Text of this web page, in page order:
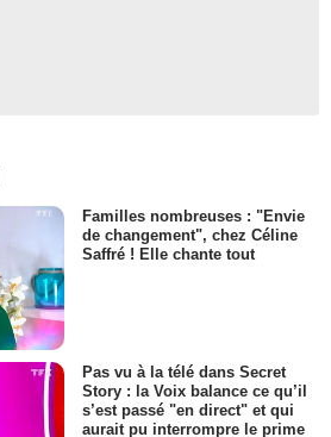
Familles nombreuses : "Envie
de changement", chez Céline
Saffré ! Elle chante tout
Pas vu à la télé dans Secret
Story : la Voix balance ce qu’il
s’est passé "en direct" et qui
aurait pu interrompre le prime